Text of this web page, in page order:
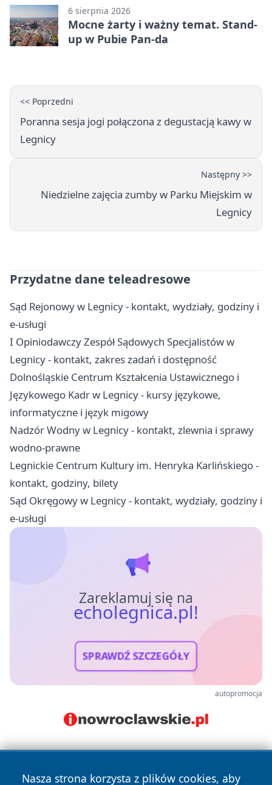
6 sierpnia 2026
Mocne żarty i ważny temat. Stand-
up w Pubie Pan-da
<< Poprzedni
Poranna sesja jogi połączona z degustacją kawy w
Legnicy
Następny >>
Niedzielne zajęcia zumby w Parku Miejskim w
Legnicy
Przydatne dane teleadresowe
Sąd Rejonowy w Legnicy - kontakt, wydziały, godziny i
e-usługi
I Opiniodawczy Zespół Sądowych Specjalistów w
Legnicy - kontakt, zakres zadań i dostępność
Dolnośląskie Centrum Kształcenia Ustawicznego i
Językowego Kadr w Legnicy - kursy językowe,
informatyczne i język migowy
Nadzór Wodny w Legnicy - kontakt, zlewnia i sprawy
wodno-prawne
Legnickie Centrum Kultury im. Henryka Karlińskiego -
kontakt, godziny, bilety
Sąd Okręgowy w Legnicy - kontakt, wydziały, godziny i
e-usługi
Zareklamuj się na
echolegnica.pl!
SPRAWDŹ SZCZEGÓŁY
autopromocja
Nasza strona korzysta z plików cookies, aby